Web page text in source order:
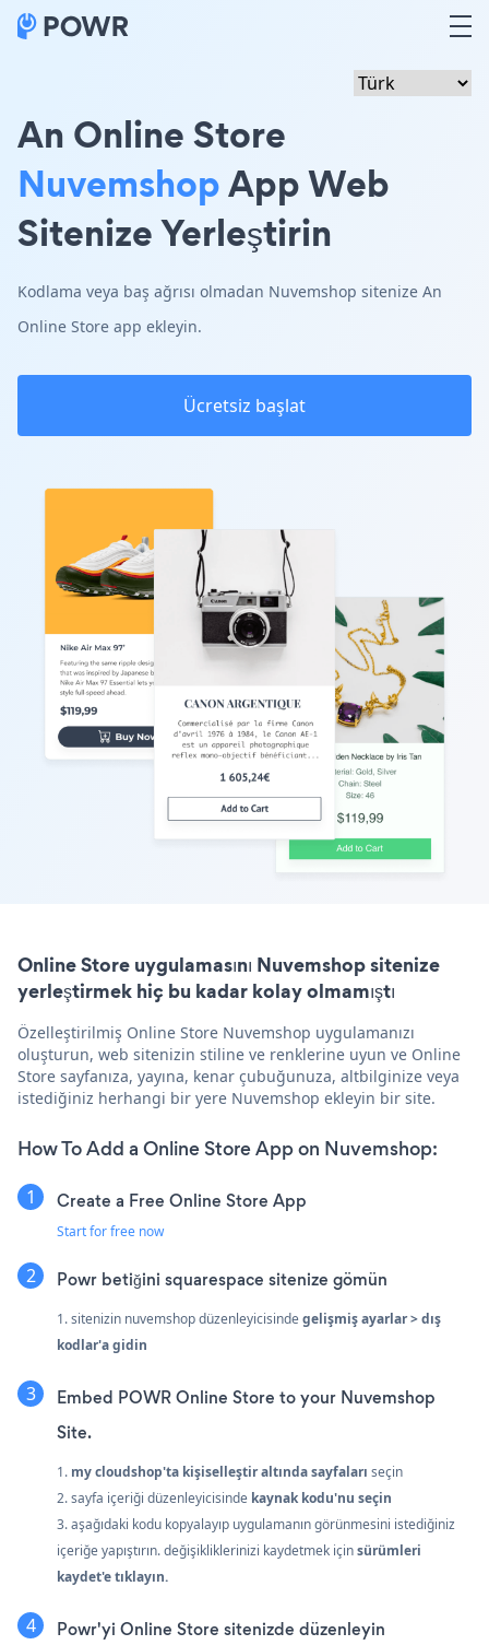
An Online Store
NuvemshopApp Web
Sitenize Yerleştirin
Kodlama veya baş ağrısı olmadan Nuvemshop sitenize An
Online Store app ekleyin.
Ücretsiz başlat
Online Store uygulamasını Nuvemshop sitenize
yerleştirmek hiç bu kadar kolay olmamıştı
Özelleştirilmiş Online Store Nuvemshop uygulamanızı
oluşturun, web sitenizin stiline ve renklerine uyun ve Online
Store sayfanıza, yayına, kenar çubuğunuza, altbilginize veya
istediğiniz herhangi bir yere Nuvemshop ekleyin bir site.
How To Add a Online Store App on Nuvemshop:
Create a Free Online Store App
Start for free now
Powr betiğini squarespace sitenize gömün
1. sitenizin nuvemshop düzenleyicisindegelişmiş ayarlar > dış
kodlar'a gidin
Embed POWR Online Store to your Nuvemshop
Site.
1. my cloudshop'ta kişiselleştiraltında sayfaları seçin
2. sayfa içeriği düzenleyicisinde kaynak kodu'nu seçin
3. aşağıdaki kodu kopyalayıp uygulamanın görünmesini istediğiniz
içeriğe yapıştırın. değişikliklerinizi kaydetmek içinsürümleri
kaydet'e tıklayın.
Powr'yi Online Store sitenizde düzenleyin